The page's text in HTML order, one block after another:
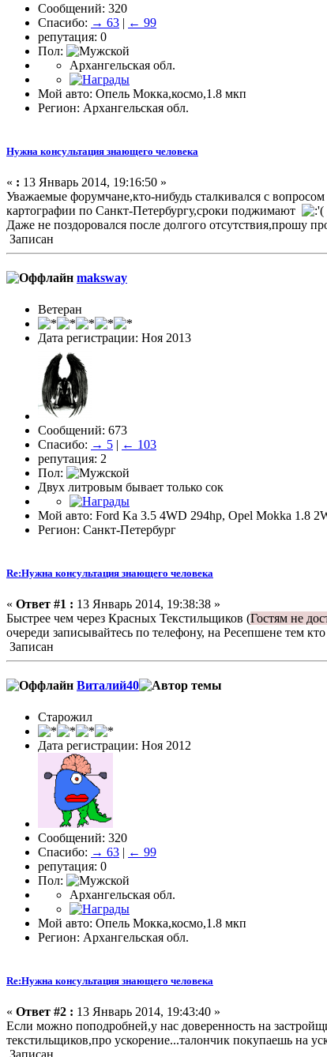
Сообщений: 320
Спасибо: → 63 | ← 99
репутация: 0
Пол:
Архангельская обл.
Мой авто: Опель Мокка,космо,1.8 мкп
Регион: Архангельская обл.
Нужна консультация знающего человека
« : 13 Январь 2014, 19:16:50 »
Уважаемые форумчане,кто-нибудь сталкивался с
картографии по Санкт-Петербургу,сроки поджимают
Даже не поздоровался после долгого отсутствия,прошу
Записан
maksway
Ветеран
Дата регистрации: Ноя 2013
Сообщений: 673
Спасибо: → 5 | ← 103
репутация: 2
Пол:
Двух литровым бывает только сок
Мой авто: Ford Ka 3.5 4WD 294hp, Opel Mokka 1.8
Регион: Санкт-Петербург
Re:Нужна консультация знающего человека
« Ответ #1 : 13 Январь 2014, 19:38:38 »
Быстрее чем через Красных Текстильщиков (Гостям не
очереди записывайтесь по телефону, на Ресепшене тем
Записан
Виталий40
Старожил
Дата регистрации: Ноя 2012
Сообщений: 320
Спасибо: → 63 | ← 99
репутация: 0
Пол:
Архангельская обл.
Мой авто: Опель Мокка,космо,1.8 мкп
Регион: Архангельская обл.
Re:Нужна консультация знающего человека
« Ответ #2 : 13 Январь 2014, 19:43:40 »
Если можно поподробней,у нас доверенность на
текстильщиков,про ускорение...талончик покупаешь на
Записан